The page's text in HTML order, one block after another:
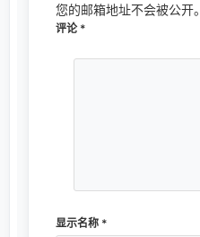
您的邮箱地址不会被公开。
评论 *
显示名称 *